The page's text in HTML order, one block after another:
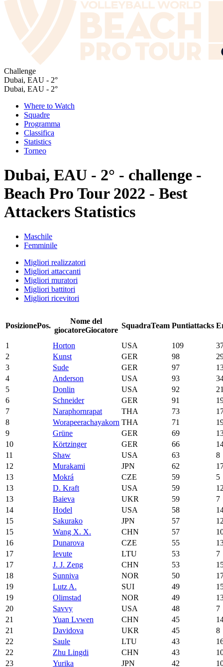
Challenge
Dubai, EAU - 2°
Dubai, EAU - 2°
Where to Watch
Squadre
Programma
Classifica
Statistics
Torneo
Dubai, EAU - 2° - challenge -
Beach Pro Tour 2022 - Best
Attackers Statistics
Maschile
Femminile
Migliori realizzatori
Migliori attaccanti
Migliori muratori
Migliori battitori
Migliori ricevitori
PosizionePos.
Nome del
giocatoreGiocatore
SquadraTeam Puntiattacks
1 Horton USA 109
2
Kunst GER 98
3
Sude GER 97
4
Anderson USA 93
5
Donlin USA 92
6
Schneider GER 91
7
Naraphornrapat THA 73
8
Worapeerachayakorn THA 71
9
Grüne GER 69
10
Körtzinger GER 66
11
Shaw USA 63
8
12
Murakami JPN 62
13
Mokrá CZE 59
5
13
D. Kraft USA 59
13
Baieva UKR 59
7
14
Hodel USA 58
15
Sakurako JPN 57
15
Wang X. X. CHN 57
16
Dunarova CZE 55
17
Ievute LTU 53
7
17
J. J. Zeng CHN 53
18
Sunniva NOR 50
19
Lutz A. SUI 49
19
Olimstad NOR 49
20
Savvy USA 48
7
21
Yuan Lvwen CHN 45
21
Davidova UKR 45
8
22
Saule LTU 43
22
Zhu Lingdi CHN 43
23
Yurika JPN 42